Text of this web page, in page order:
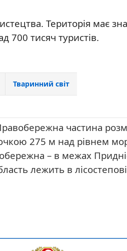
Територія має
700 тисяч туристів.
Тваринний світ
частина
275 м над рівнем
– в межах
лежить в